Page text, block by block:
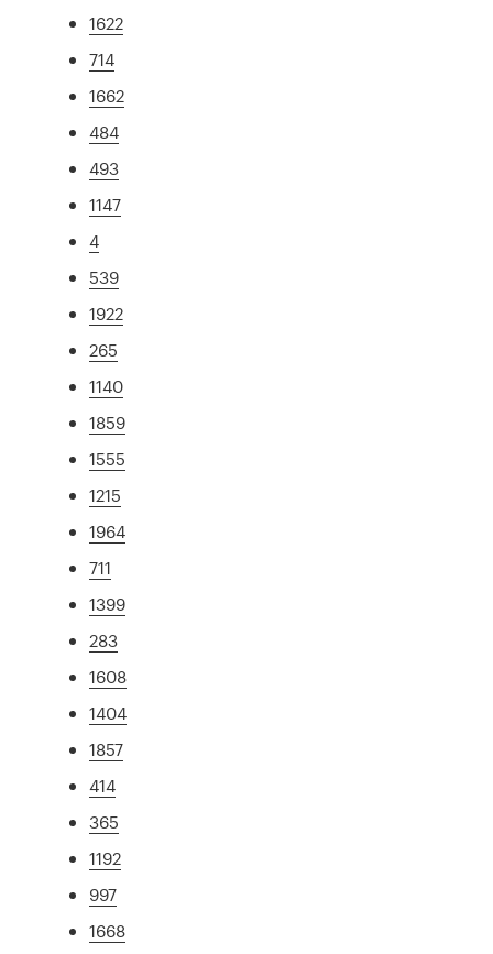
1622
714
1662
484
493
1147
4
539
1922
265
1140
1859
1555
1215
1964
711
1399
283
1608
1404
1857
414
365
1192
997
1668